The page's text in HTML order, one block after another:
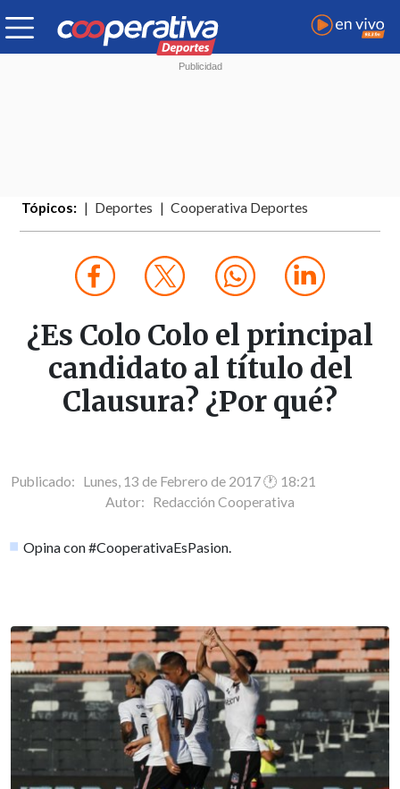
Tópicos: Deportes Cooperativa Deportes
¿Es Colo Colo el principal
candidato al título del
Clausura? ¿Por qué?
Publicado: Lunes, 13 de Febrero de 2017 🕐 18:21
Autor: Redacción Cooperativa
Opina con #CooperativaEsPasion.